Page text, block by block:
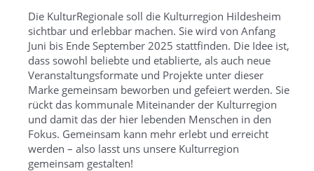
Die KulturRegionale soll die Kulturregion Hildesheim
sichtbar und erlebbar machen. Sie wird von Anfang
Juni bis Ende September 2025 stattfinden. Die Idee ist,
dass sowohl beliebte und etablierte, als auch neue
Veranstaltungsformate und Projekte unter dieser
Marke gemeinsam beworben und gefeiert werden. Sie
rückt das kommunale Miteinander der Kulturregion
und damit das der hier lebenden Menschen in den
Fokus. Gemeinsam kann mehr erlebt und erreicht
werden – also lasst uns unsere Kulturregion
gemeinsam gestalten!